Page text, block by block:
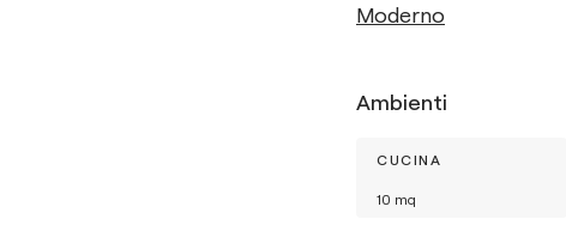
Moderno
Ambienti
CUCINA
10 mq